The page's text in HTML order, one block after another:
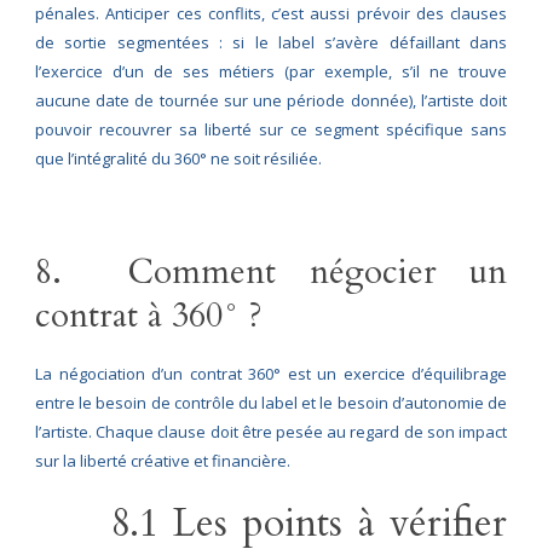
pénales. Anticiper ces conflits, c’est aussi prévoir des clauses
de sortie segmentées : si le label s’avère défaillant dans
l’exercice d’un de ses métiers (par exemple, s’il ne trouve
aucune date de tournée sur une période donnée), l’artiste doit
pouvoir recouvrer sa liberté sur ce segment spécifique sans
que l’intégralité du 360° ne soit résiliée.
8. Comment négocier un
contrat à 360° ?
La négociation d’un contrat 360° est un exercice d’équilibrage
entre le besoin de contrôle du label et le besoin d’autonomie de
l’artiste. Chaque clause doit être pesée au regard de son impact
sur la liberté créative et financière.
8.1 Les points à vérifier